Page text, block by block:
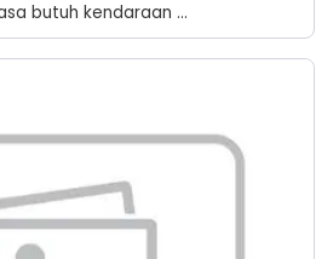
butuh kendaraan ...